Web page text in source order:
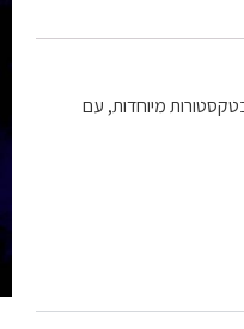
המעוטרת בטקסטורות מיוחדות, עם